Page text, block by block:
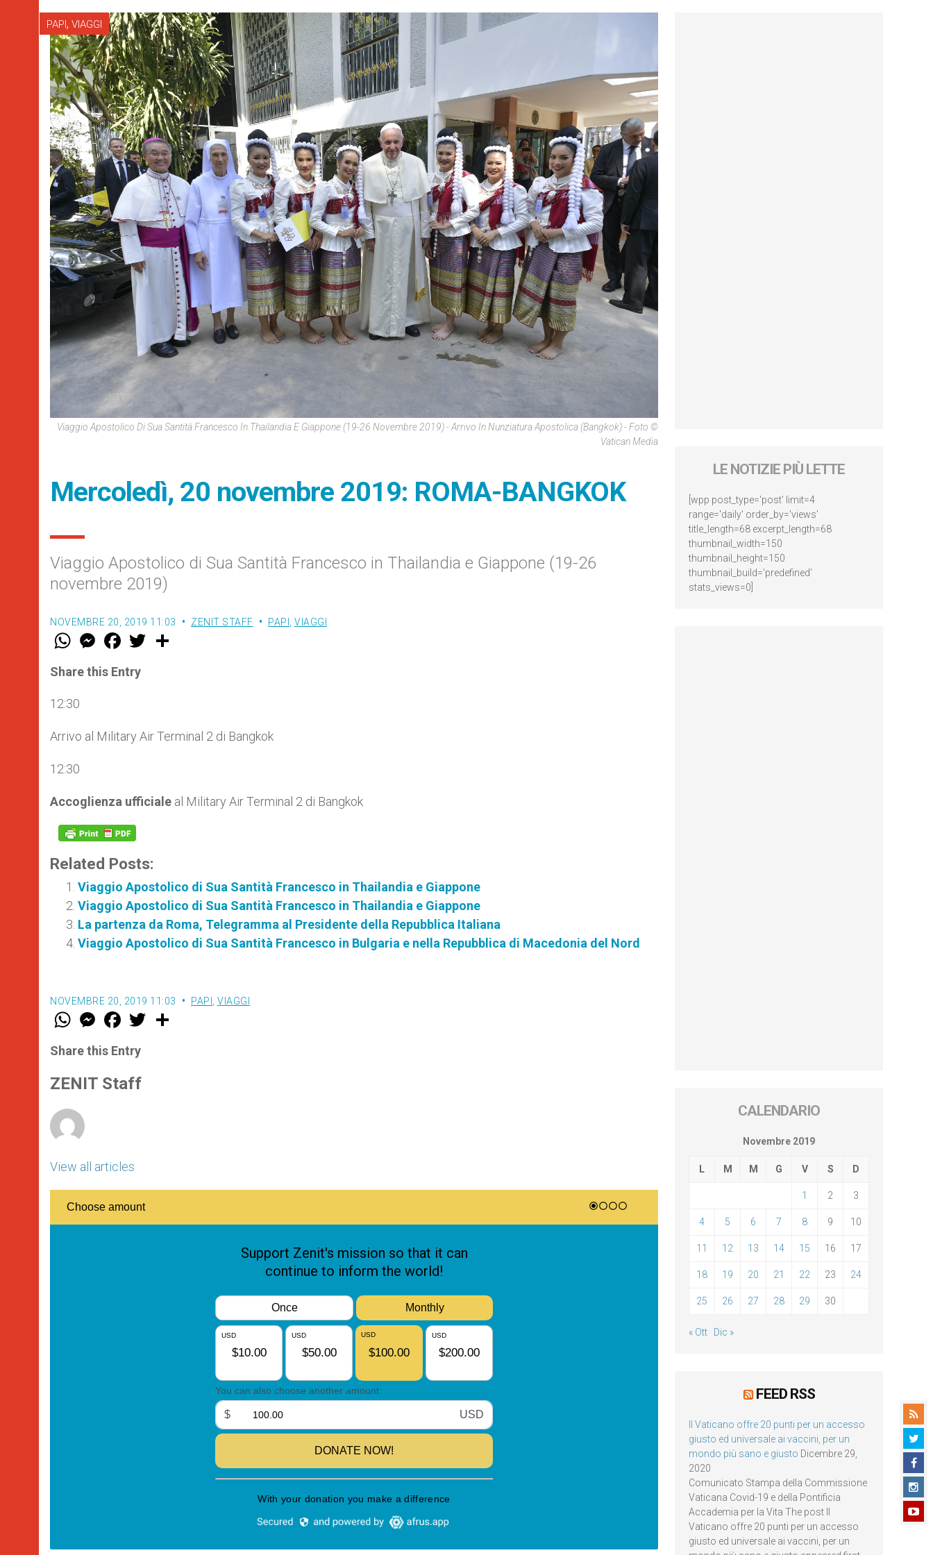
PAPI, VIAGGI
Viaggio Apostolico Di Sua Santità Francesco In Thailandia E Giappone (19-26 Novembre 2019) - Arrivo In Nunziatura Apostolica (Bangkok) - Foto ©
Vatican Media
Mercoledì, 20 novembre 2019: ROMA-BANGKOK
Viaggio Apostolico di Sua Santità Francesco in Thailandia e Giappone (19-26
novembre 2019)
NOVEMBRE 20, 2019 11:03 ZENIT STAFF PAPI VIAGGI
W
t
s
p
p
M
e
s
e
F
a
e
b
w
Share this Entry
12:30
Arrivo al Military Air Terminal 2 di Bangkok
12:30
Accoglienza ufficiale al Military Air Terminal 2 di Bangkok
Related Posts:
Viaggio Apostolico di Sua Santità Francesco in Thailandia e Giappone
Viaggio Apostolico di Sua Santità Francesco in Thailandia e Giappone
La partenza da Roma, Telegramma al Presidente della Repubblica Italiana
Viaggio Apostolico di Sua Santità Francesco in Bulgaria e nella Repubblica di Macedonia del Nord
NOVEMBRE 20, 2019 11:03 PAPI VIAGGI
W
t
s
p
p
M
e
s
e
g
e
F
a
e
b
o
k
w
Share this Entry
ZENIT Staff
View all articles
LE NOTIZIE PIÙ LETTE
[wpp post_type='post' limit=4
range='daily' order_by='views'
title_length=68 excerpt_length=68
thumbnail_width=150
thumbnail_height=150
thumbnail_build='predefined'
stats_views=0]
CALENDARIO
Novembre 2019
L M M G V S D
1 2 3
4 5 6 7 8 9 10
11 12 13 14 15 16 17
18 19 20 21 22 23 24
25 26 27 28 29 30
« Ott Dic »
FEED RSS
Il Vaticano offre 20 punti per un accesso
giusto ed universale ai vaccini, per un
mondo più sano e giusto Dicembre 29,
2020
Comunicato Stampa della Commissione
Vaticana Covid-19 e della Pontificia
Accademia per la Vita The post Il
Vaticano offre 20 punti per un accesso
giusto ed universale ai vaccini, per un